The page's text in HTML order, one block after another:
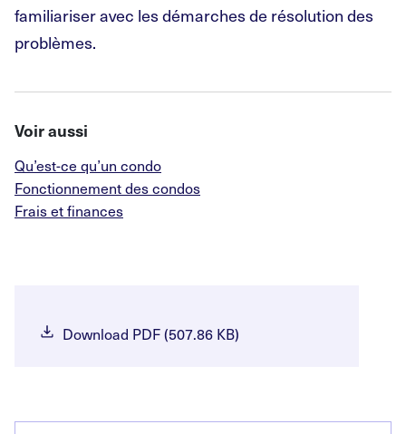
familiariser avec les démarches de résolution des
problèmes.
Voir aussi
Qu’est-ce qu’un condo
Fonctionnement des condos
Frais et finances
Download PDF (507.86 KB)